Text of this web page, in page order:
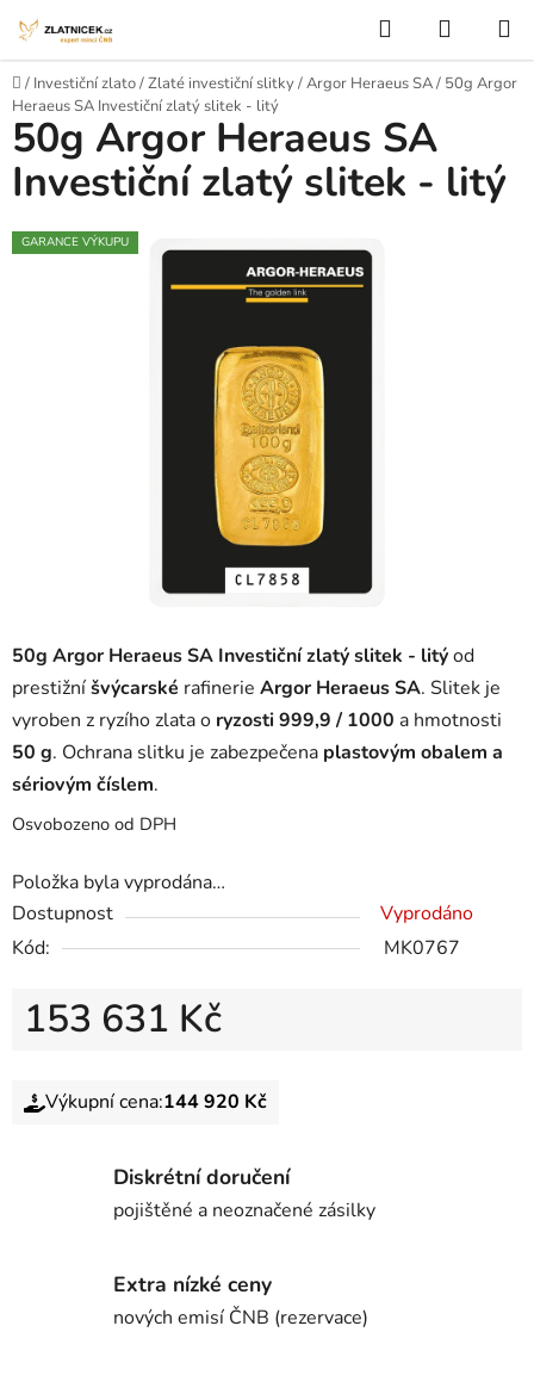
Hledat
Domů
/ Investiční zlato/Zlaté investiční slitky/Argor Heraeus SA/ 50g Argor
Heraeus SA Investiční zlatý slitek - litý
50g Argor Heraeus SA Investiční zlatý slitek - litýod
prestižníšvýcarské rafinerie Argor Heraeus SA. Slitek je
vyroben z ryzího zlata o ryzosti 999,9 / 1000 a hmotnosti
50 g. Ochrana slitku je zabezpečena plastovým obalem a
sériovým číslem.
Osvobozeno od DPH
Položka byla vyprodána…
Dostupnost
Vyprodáno
Kód:
MK0767
153 631 Kč
Výkupní cena:144 920 Kč
50g Argor Heraeus SA
Investiční zlatý slitek - litý
GARANCE VÝKUPU
Diskrétní doručení
pojištěné a neoznačené zásilky
Extra nízké ceny
nových emisí ČNB (rezervace)